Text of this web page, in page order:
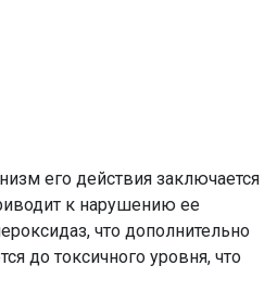
его действия заключается
к нарушению ее
что дополнительно
до токсичного уровня, что